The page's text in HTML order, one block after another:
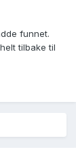
funnet.
tilbake til